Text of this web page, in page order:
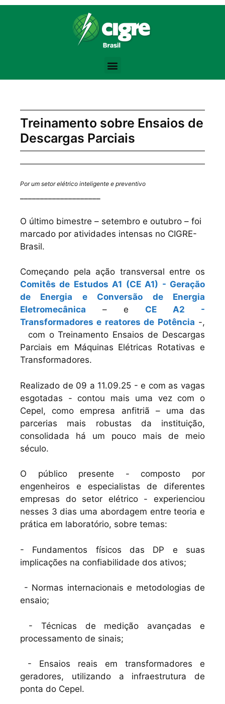
Bodybuilding Knowledge Base:
https://www.strongerbyscience.com/volume-
Steroid Abuse Review -https://jamanetwork.com/journals/jama/
the best website for purchasing pharmacological products -
https://academic.oup.com/jcem/article/
Treinamento sobre Ensaios de
Descargas Parciais
Por um setor elétrico inteligente e preventivo
O último bimestre – setembro e outubro – foi
marcado por atividades intensas no CIGRE-
Brasil.
Começando pela ação transversal entre os
Comitês de Estudos A1 (CE A1) - Geração
de Energia e Conversão de Energia
Eletromecânica
– e CE A2 -
Transformadores e reatores de Potência -,
com o Treinamento Ensaios de Descargas
Parciais em Máquinas Elétricas Rotativas e
Transformadores.
Realizado de 09 a 11.09.25 - e com as vagas
esgotadas - contou mais uma vez com o
Cepel, como empresa anfitriã – uma das
parcerias mais robustas da instituição,
consolidada há um pouco mais de meio
século.
O público presente - composto por
engenheiros e especialistas de diferentes
empresas do setor elétrico - experienciou
nesses 3 dias uma abordagem entre teoria e
prática em laboratório, sobre temas:
- Fundamentos físicos das DP e suas
implicações na confiabilidade dos ativos;
- Normas internacionais e metodologias de
ensaio;
- Técnicas de medição avançadas e
processamento de sinais;
- Ensaios reais em transformadores e
geradores, utilizando a infraestrutura de
ponta do Cepel.